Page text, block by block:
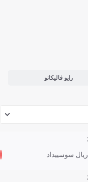
رايو فاليكانو
ريال سوسييداد